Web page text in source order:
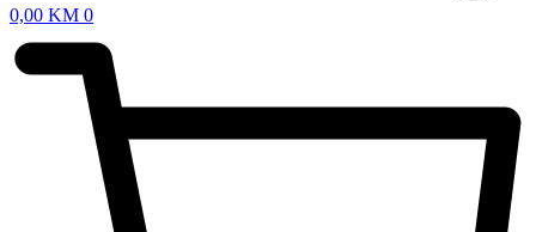
0,00 KM 0